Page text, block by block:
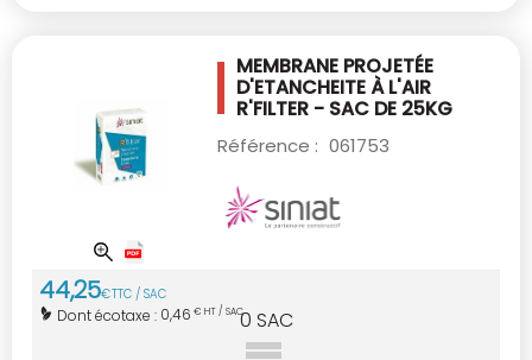
MEMBRANE PROJETÉE
D'ETANCHEITE À L'AIR
R'FILTER - SAC DE 25KG
Référence : 061753
44,25€TTC / SAC
Dont écotaxe : 0,46 € HT / SAC0 SAC